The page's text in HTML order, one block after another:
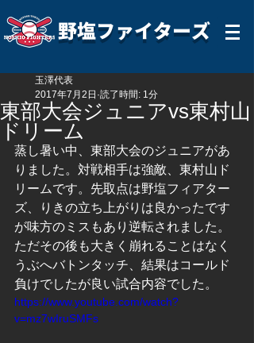
野塩ファイターズ
東部大会ジュニアvs東村山
ドリーム
玉澤代表
2017年7月2日 読了時間: 1分
蒸し暑い中、東部大会のジュニアがあ
りました。対戦相手は強敵、東村山ド
リームです。先取点は野塩フィアター
ズ、りきの立ち上がりは良かったです
が味方のミスもあり逆転されました。
ただその後も大きく崩れることはなく
うぶへバトンタッチ、結果はコールド
負けでしたが良い試合内容でした。
https://www.youtube.com/watch?
v=mz7wIruSMFs